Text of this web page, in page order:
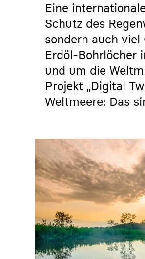
Eine
Schutz des
sondern auch
Erdöl-Bohrlöcher
und um die
Projekt „Digital
Weltmeere: Das